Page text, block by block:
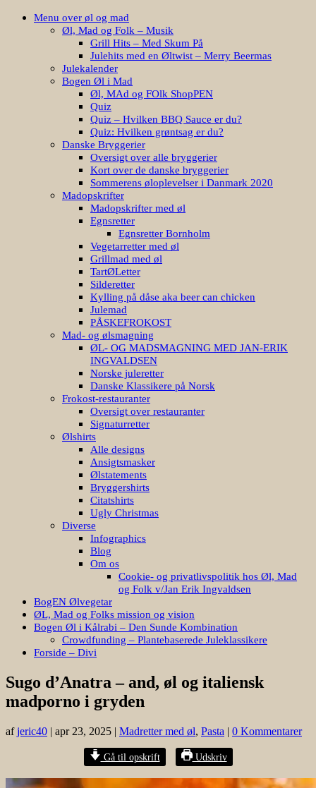
Menu over øl og mad
Øl, Mad og Folk – Musik
Grill Hits – Med Skum På
Julehits med en Øltwist – Merry Beermas
Julekalender
Bogen Øl i Mad
Øl, MAd og FOlk ShopPEN
Quiz
Quiz – Hvilken BBQ Sauce er du?
Quiz: Hvilken grøntsag er du?
Danske Bryggerier
Oversigt over alle bryggerier
Kort over de danske bryggerier
Sommerens øloplevelser i Danmark 2020
Madopskrifter
Madopskrifter med øl
Egnsretter
Egnsretter Bornholm
Vegetarretter med øl
Grillmad med øl
TartØLetter
Silderetter
Kylling på dåse aka beer can chicken
Julemad
PÅSKEFROKOST
Mad- og ølsmagning
ØL- OG MADSMAGNING MED JAN-ERIK
INGVALDSEN
Norske juleretter
Danske Klassikere på Norsk
Frokost-restauranter
Oversigt over restauranter
Signaturretter
Ølshirts
Alle designs
Ansigtsmasker
Ølstatements
Bryggershirts
Citatshirts
Ugly Christmas
Diverse
Infographics
Blog
Om os
Cookie- og privatlivspolitik hos Øl, Mad
og Folk v/Jan Erik Ingvaldsen
BogEN Ølvegetar
ØL, Mad og Folks mission og vision
Bogen Øl i Kålrabi – Den Sunde Kombination
Crowdfunding – Plantebaserede Juleklassikere
Forside – Divi
Sugo d’Anatra – and, øl og italiensk
madporno i gryden
afjeric40 | apr 23, 2025 | Madretter med øl, Pasta | 0 Kommentarer
Gå til opskrift Udskriv